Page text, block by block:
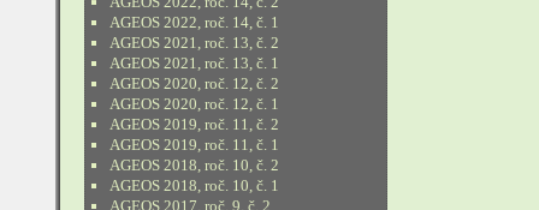
AGEOS 2022, roč. 14, č. 1
AGEOS 2021, roč. 13, č. 2
AGEOS 2021, roč. 13, č. 1
AGEOS 2020, roč. 12, č. 2
AGEOS 2020, roč. 12, č. 1
AGEOS 2019, roč. 11, č. 2
AGEOS 2019, roč. 11, č. 1
AGEOS 2018, roč. 10, č. 2
AGEOS 2018, roč. 10, č. 1
AGEOS 2017, roč. 9, č. 2